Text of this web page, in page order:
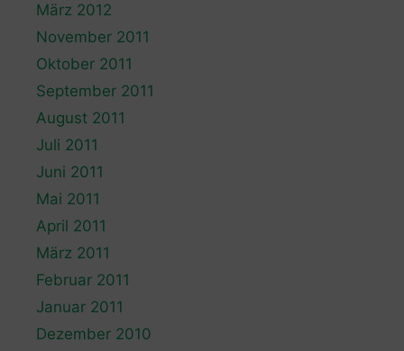
März 2012
November 2011
Oktober 2011
September 2011
August 2011
Juli 2011
Juni 2011
Mai 2011
April 2011
März 2011
Februar 2011
Januar 2011
Dezember 2010